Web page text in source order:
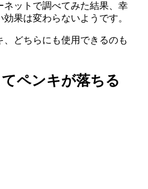
ネットで調べてみた結果、幸
果は変わらないようです。
どちらにも使用できるのも
ペンキが落ちる